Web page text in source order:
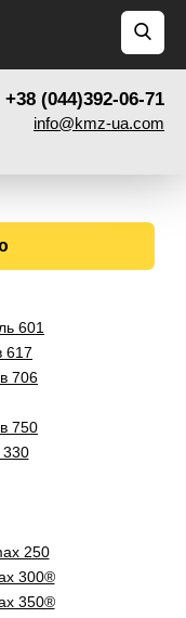
+38 (044)392-06-71
info@kmz-ua.com
601
617
706
750
250
300®
350®